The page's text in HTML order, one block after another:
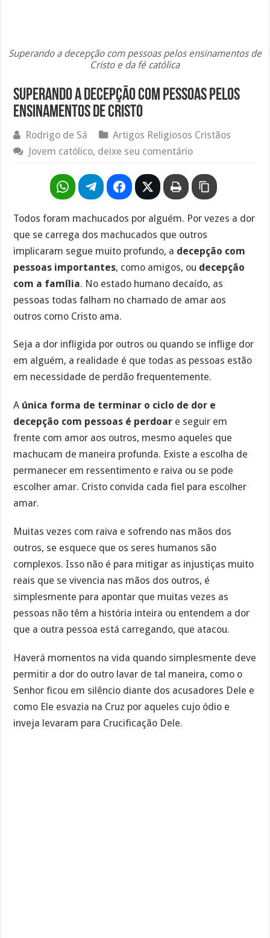
Superando a decepção com pessoas pelos ensinamentos de
Cristo e da fé católica
Superando a decepção com pessoas pelos
ensinamentos de Cristo
Rodrigo de Sá
Artigos Religiosos Cristãos
Jovem católico, deixe seu comentário
Todos foram machucados por alguém. Por vezes a dor
que se carrega dos machucados que outros
implicaram segue muito profundo, a decepção com
pessoas importantes, como amigos, ou decepção
com a família. No estado humano decaído, as
pessoas todas falham no chamado de amar aos
outros como Cristo ama.
Seja a dor infligida por outros ou quando se inflige dor
em alguém, a realidade é que todas as pessoas estão
em necessidade de perdão frequentemente.
A única forma de terminar o ciclo de dor e
decepção com pessoas é perdoar e seguir em
frente com amor aos outros, mesmo aqueles que
machucam de maneira profunda. Existe a escolha de
permanecer em ressentimento e raiva ou se pode
escolher amar. Cristo convida cada fiel para escolher
amar.
Muitas vezes com raiva e sofrendo nas mãos dos
outros, se esquece que os seres humanos são
complexos. Isso não é para mitigar as injustiças muito
reais que se vivencia nas mãos dos outros, é
simplesmente para apontar que muitas vezes as
pessoas não têm a história inteira ou entendem a dor
que a outra pessoa está carregando, que atacou.
Haverá momentos na vida quando simplesmente deve
permitir a dor do outro lavar de tal maneira, como o
Senhor ficou em silêncio diante dos acusadores Dele e
como Ele esvazia na Cruz por aqueles cujo ódio e
inveja levaram para Crucificação Dele.